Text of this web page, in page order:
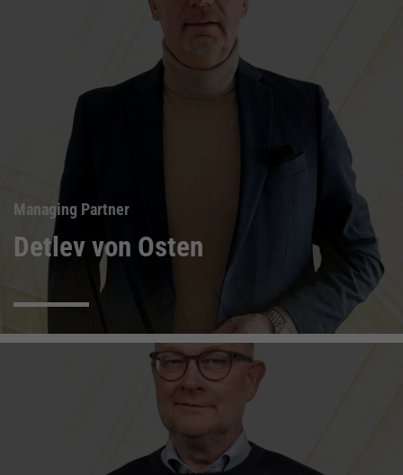
Managing Partner
Detlev von Osten